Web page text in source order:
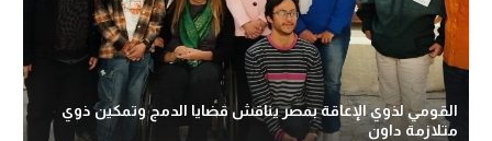
القومي لذوي الإعاقة بمصر يناقش قضايا الدمج وتمكين ذوي
متلازمة داون